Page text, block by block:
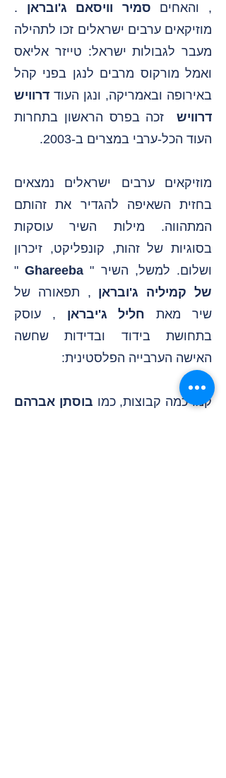
, והאחים סמיר וויסאם ג'ובראן .
מוזיקאים ערבים ישראלים זכו לתהילה
מעבר לגבולות ישראל: טייזר אליאס
ואמל מורקוס מרבים לנגן בפני קהל
באירופה ובאמריקה, ונגן העוד דרוויש
דרוויש
זכה בפרס הראשון בתחרות
העוד הכל-ערבי במצרים ב-2003.
מוזיקאים ערבים ישראלים נמצאים
בחזית השאיפה להגדיר את זהותם
המתהווה. מילות השיר עוסקות
בסוגיות של זהות, קונפליקט, זיכרון
ושלום. למשל, השיר " Ghareeba
"
של קמיליה ג'ובראן , תפאורה של
שיר מאת חליל ג'יבראן , עוסק
בתחושת בידוד ובדידות שחשה
האישה הערבייה הפלסטינית:
קמו כמה קבוצות, כמו בוסתן אברהם